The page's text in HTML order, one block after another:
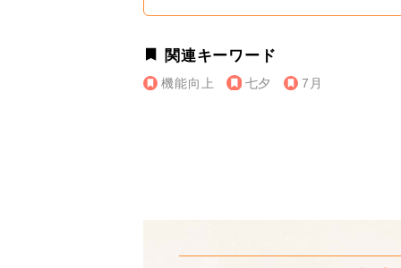
関連キーワード
機能向上 七夕 7月